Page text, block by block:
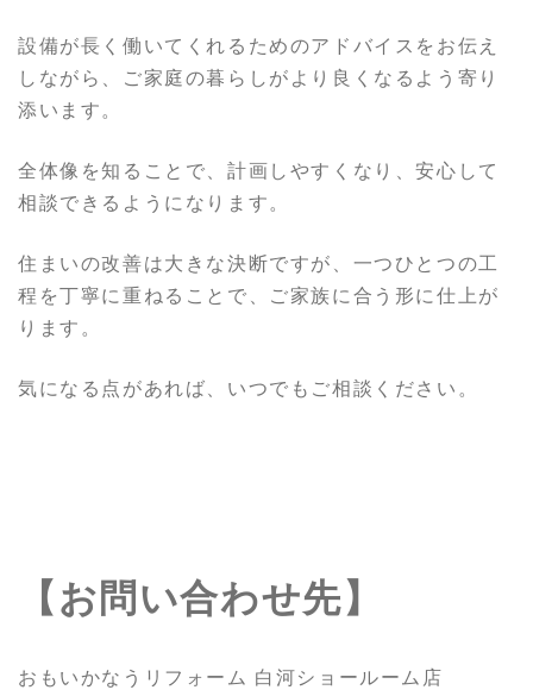
設備が長く働いてくれるためのアドバイスをお伝え
しながら、ご家庭の暮らしがより良くなるよう寄り
添います。
全体像を知ることで、計画しやすくなり、安心して
相談できるようになります。
住まいの改善は大きな決断ですが、一つひとつの工
程を丁寧に重ねることで、ご家族に合う形に仕上が
ります。
気になる点があれば、いつでもご相談ください。
【お問い合わせ先】
おもいかなうリフォーム 白河ショールーム店